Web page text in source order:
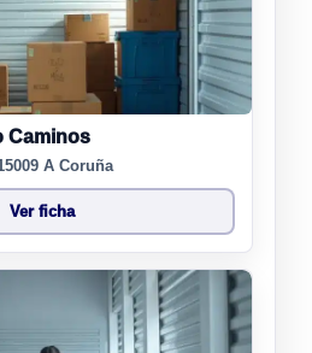
Caminos
A Coruña
Ver ficha